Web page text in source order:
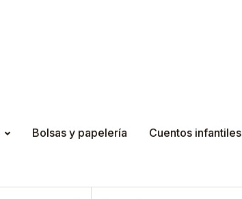
Bolsas y papelería Cuentos infantiles